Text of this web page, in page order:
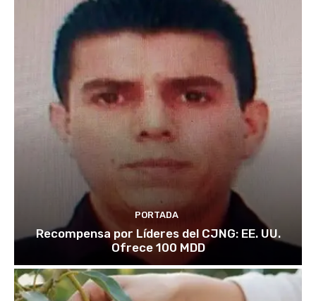
PORTADA
Recompensa por Líderes del CJNG: EE. UU.
Ofrece 100 MDD